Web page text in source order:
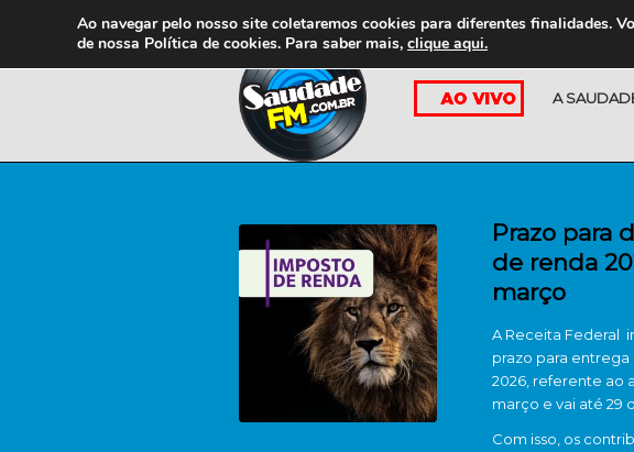
A
Prazo para
de renda
março
A Receita Federal
prazo para
2026, referente ao
março e vai até 29
Com isso, os
Ao navegar pelo nosso site coletaremos cookies para diferentes finalidades.
de nossa Política de cookies. Para saber mais, clique aqui.